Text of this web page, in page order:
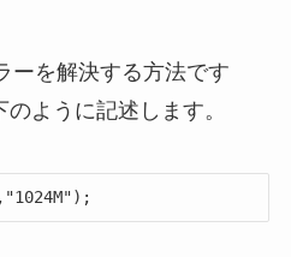
ーを解決する方法です
ように記述します。